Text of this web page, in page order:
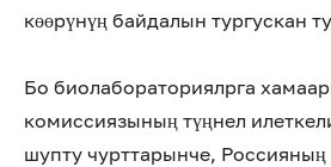
көөрүнүң байдалын тургускан
Бо биолабораториялрга
комиссиязының түңнел
шупту чурттарынче,